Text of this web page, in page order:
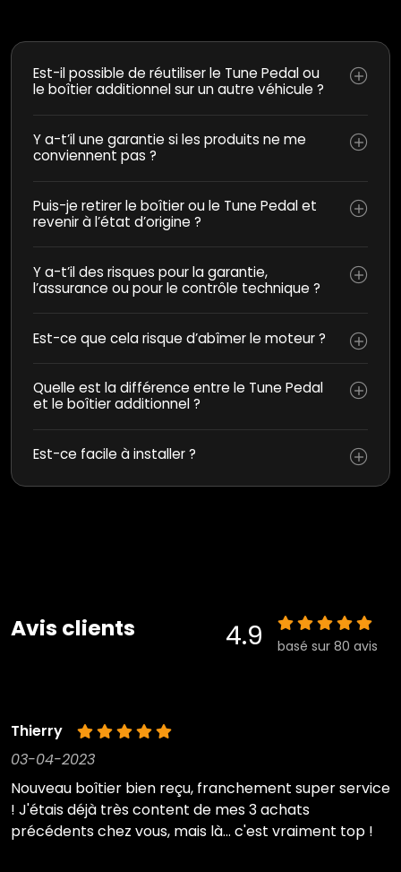
Est-il possible de réutiliser le Tune Pedal ou
le boîtier additionnel sur un autre véhicule ?
Y a-t’il une garantie si les produits ne me
conviennent pas ?
Puis-je retirer le boîtier ou le Tune Pedal et
revenir à l’état d’origine ?
Y a-t’il des risques pour la garantie,
l’assurance ou pour le contrôle technique ?
Est-ce que cela risque d’abîmer le moteur ?
Quelle est la différence entre le Tune Pedal
et le boîtier additionnel ?
Est-ce facile à installer ?
Avis clients 4.9 basé sur 80 avis
Thierry
03-04-2023
Nouveau boîtier bien reçu, franchement super service
! J'étais déjà très content de mes 3 achats
précédents chez vous, mais là... c'est vraiment top !